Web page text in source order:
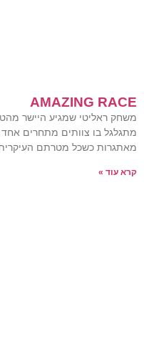
AMAZING RACE
משחק ראליטי שמגיע היישר
מתגלגל בו צוותים מתחרים אחד
מאתגרות כשכל מטרתם
קרא עוד »